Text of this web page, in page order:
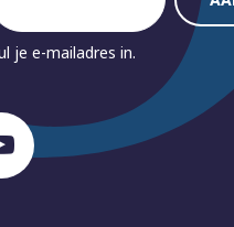
je e-mailadres in.